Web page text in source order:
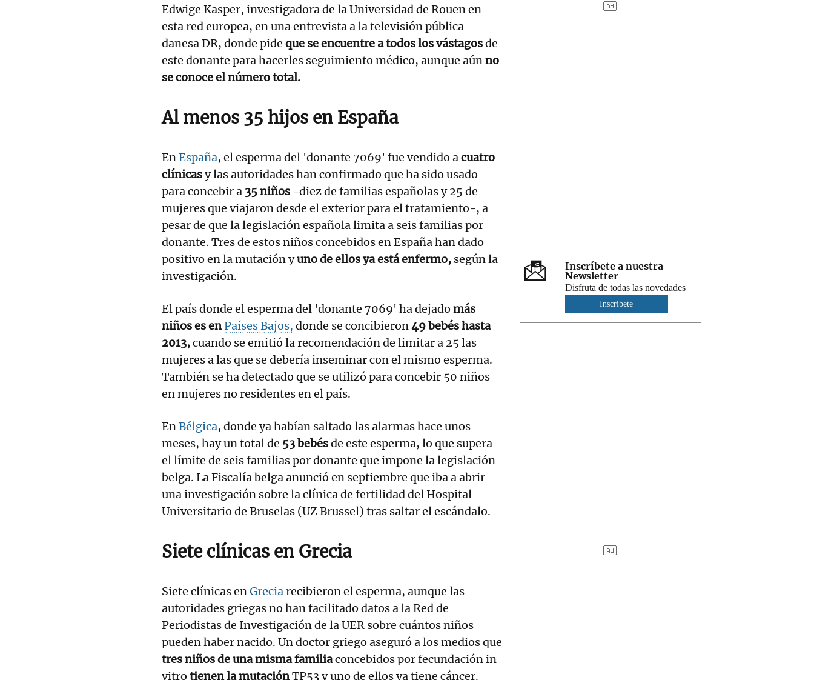
Edwige Kasper, investigadora de la Universidad de Rouen en
esta red europea, en una entrevista a la televisión pública
danesa DR, donde pide que se encuentre a todos los vástagosde
este donante para hacerles seguimiento médico, aunque aúnno
se conoce el número total.
Al menos 35 hijos en España
EnEspaña, el esperma del 'donante 7069' fue vendido acuatro
clínicasy las autoridades han confirmado que ha sido usado
para concebir a 35 niños -diez de familias españolas y 25 de
mujeres que viajaron desde el exterior para el tratamiento-, a
pesar de que la legislación española limita a seis familias por
donante. Tres de estos niños concebidos en España han dado
positivo en la mutación yuno de ellos ya está enfermo, según la
investigación.
El país donde el esperma del 'donante 7069' ha dejado más
niños es enPaíses Bajos, donde se concibieron49 bebés hasta
2013,cuando se emitió la recomendación de limitar a 25 las
mujeres a las que se debería inseminar con el mismo esperma.
También se ha detectado que se utilizó para concebir 50 niños
en mujeres no residentes en el país.
EnBélgica, donde ya habían saltado las alarmas hace unos
meses, hay un total de 53 bebésde este esperma, lo que supera
el límite de seis familias por donante que impone la legislación
belga. La Fiscalía belga anunció en septiembre que iba a abrir
una investigación sobre la clínica de fertilidad del Hospital
Universitario de Bruselas (UZ Brussel) tras saltar el escándalo.
Siete clínicas en Grecia
Siete clínicas enGreciarecibieron el esperma, aunque las
autoridades griegas no han facilitado datos a la Red de
Periodistas de Investigación de la UER sobre cuántos niños
pueden haber nacido. Un doctor griego aseguró a los medios que
tres niños de una misma familiaconcebidos por fecundación in
vitro tienen la mutaciónTP53 y uno de ellos ya tiene cáncer.
Inscríbete a nuestra
Newsletter
Disfruta de todas las novedades
Inscríbete